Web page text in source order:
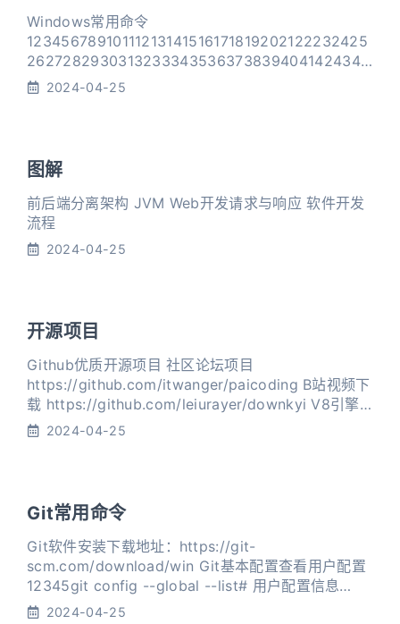
Windows常用命令
12345678910111213141516171819202122232425
26272829303132333435363738394041424344
454647484950515253545556575859606162#
2024-04-25
图解
前后端分离架构 JVM Web开发请求与响应 软件开发
流程
2024-04-25
开源项目
Github优质开源项目 社区论坛项目
https://github.com/itwanger/paicoding B站视频下
载 https://github.com/leiurayer/downkyi V8引擎
执行JS代码
2024-04-25
Git常用命令
Git软件安装下载地址：https://git-
scm.com/download/win Git基本配置查看用户配置
12345git config --global --list# 用户配置信息
user.name=gmbjzguser.email=1924086038@qq.
2024-04-25